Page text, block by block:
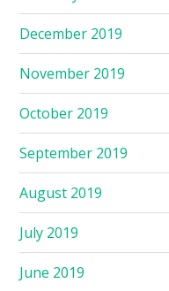
December 2019
November 2019
October 2019
September 2019
August 2019
July 2019
June 2019